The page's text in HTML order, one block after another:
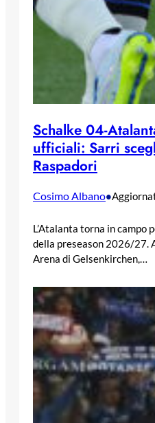
Schalke 04-
ufficiali: Sarri
Raspadori
Cosimo Albano•
L’Atalanta torna in campo
della preseason 2026/27.
Arena di Gelsenkirchen,…